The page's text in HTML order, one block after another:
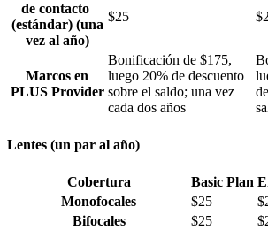
de contacto
(estándar) (una
vez al año)
$25
Marcos en
PLUS Provider
Bonificación de $175,
luego 20% de descuento
sobre el saldo; una vez
cada dos años
Lentes (un par al año)
Cobertura Basic Plan
Monofocales
$25
Bifocales
$25